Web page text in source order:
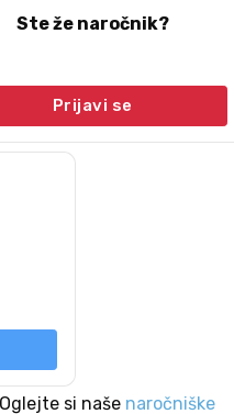
Ste že naročnik?
Prijavi se
si naše naročniške